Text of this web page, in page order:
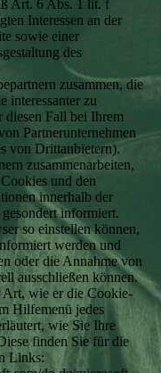
Art. 6 Abs. 1 lit. f
Interessen an der
sowie einer
des
zusammen, die
interessanter zu
diesen Fall bei Ihrem
Partnerunternehmen
von Drittanbietern).
zusammenarbeiten,
und den
innerhalb der
informiert.
so einstellen können,
werden und
oder die Annahme von
ausschließen können.
Art, wie er die Cookie-
Hilfemenü jedes
wie Sie Ihre
finden Sie für die
Links: